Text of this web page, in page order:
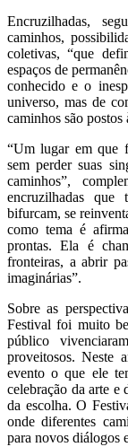
Encruzilhadas,
caminhos,
coletivas, “que
espaços de
conhecido e o
universo, mas de
caminhos são postos
“Um lugar em que
sem perder suas
caminhos”,
encruzilhadas que
bifurcam, se
como tema é
prontas. Ela é
fronteiras, a abrir
imaginárias”.
Sobre as
Festival foi muito
público
proveitosos. Neste
evento o que ele
celebração da arte
da escolha. O
onde diferentes
para novos diálogos